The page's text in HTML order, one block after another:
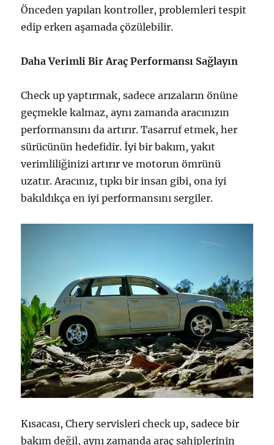
Önceden yapılan kontroller, problemleri tespit
edip erken aşamada çözülebilir.
Daha Verimli Bir Araç Performansı Sağlayın
Check up yaptırmak, sadece arızaların önüne
geçmekle kalmaz, aynı zamanda aracınızın
performansını da artırır. Tasarruf etmek, her
sürücünün hedefidir. İyi bir bakım, yakıt
verimliliğinizi artırır ve motorun ömrünü
uzatır. Aracınız, tıpkı bir insan gibi, ona iyi
bakıldıkça en iyi performansını sergiler.
Kısacası, Chery servisleri check up, sadece bir
bakım değil, aynı zamanda araç sahiplerinin